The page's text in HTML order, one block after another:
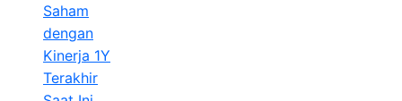
Saham
dengan
Kinerja 1Y
Terakhir